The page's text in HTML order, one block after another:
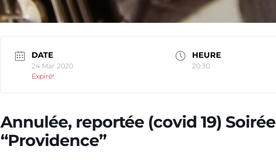
DATE
24 Mar 2020
Expiré!
HEURE
20:30
Annulée, reportée (covid 19) Soirée
“Providence”